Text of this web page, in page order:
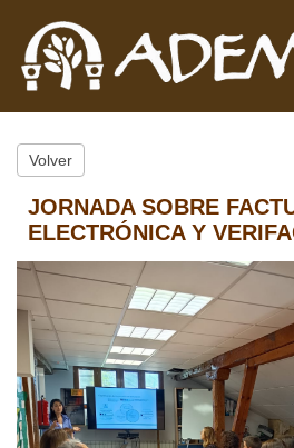
Volver
JORNADA SOBRE
ELECTRÓNICA Y